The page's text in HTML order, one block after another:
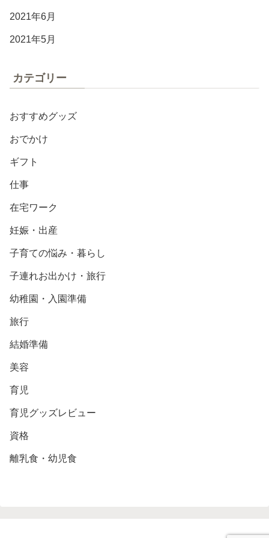
2021年6月
2021年5月
カテゴリー
おすすめグッズ
おでかけ
ギフト
仕事
在宅ワーク
妊娠・出産
子育ての悩み・暮らし
子連れお出かけ・旅行
幼稚園・入園準備
旅行
結婚準備
美容
育児
育児グッズレビュー
資格
離乳食・幼児食